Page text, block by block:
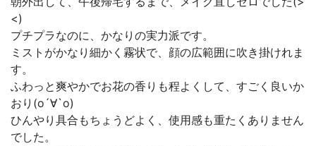
<)
プチプラなのに、かなりの実力派です。
ミストがかなり細かく霧状で、顔の広範囲に吹き掛けれま
す。
ふわっと爽やかでお花の香りも程よくして、すごく良いか
おり(о´∀`о)
ひんやり具合もちょうどよく、使用感も重たくありません
でした。